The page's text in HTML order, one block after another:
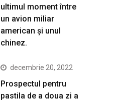
ultimul moment între
un avion miliar
american şi unul
chinez.
decembrie 20, 2022
Prospectul pentru
pastila de a doua zi a